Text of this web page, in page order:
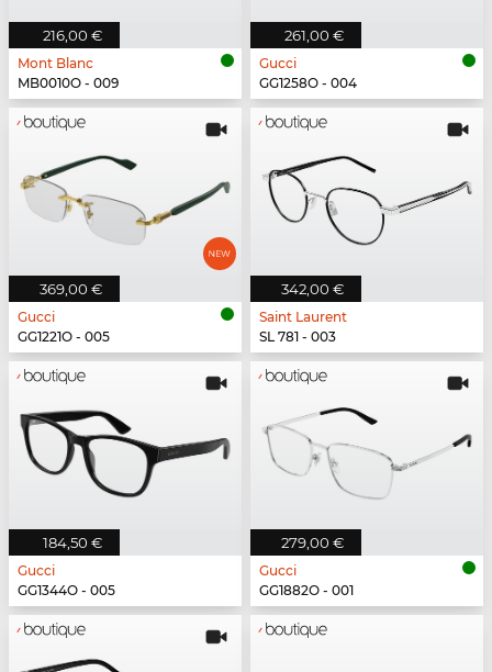
216,00 €
Mont Blanc
MB0010O - 009
261,00 €
Gucci
GG1258O - 004
369,00 €
Gucci
GG1221O - 005
342,00 €
Saint Laurent
SL 781 - 003
184,50 €
Gucci
GG1344O - 005
279,00 €
Gucci
GG1882O - 001